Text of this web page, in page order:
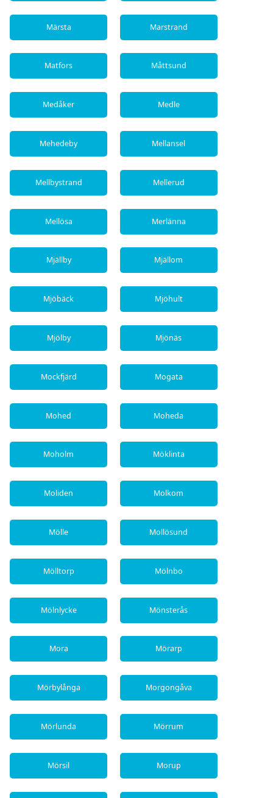
Märsta Marstrand
Matfors Måttsund
Medåker Medle
Mehedeby Mellansel
Mellbystrand Mellerud
Mellösa Merlänna
Mjällby Mjällom
Mjöbäck Mjöhult
Mjölby Mjönäs
Mockfjärd Mogata
Mohed Moheda
Moholm Möklinta
Moliden Molkom
Mölle Mollösund
Mölltorp Mölnbo
Mölnlycke Mönsterås
Mora Mörarp
Mörbylånga Morgongåva
Mörlunda Mörrum
Mörsil Morup